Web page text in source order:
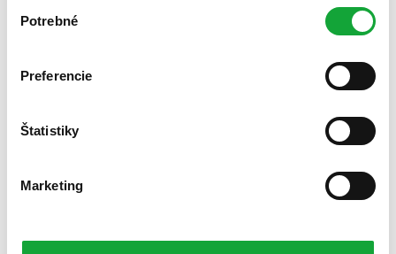
súhlasu
Potrebné
Preferencie
Štatistiky
Marketing